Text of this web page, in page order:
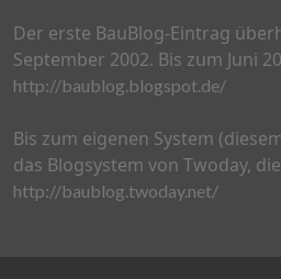
Der erste BauBlog-Eintrag
September 2002. Bis zum Juni
http://baublog.blogspot.de/
Bis zum eigenen System
das Blogsystem von Twoday,
http://baublog.twoday.net/